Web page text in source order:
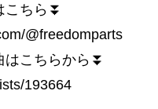
こちら⏬
@freedomparts
こちらから⏬
193664